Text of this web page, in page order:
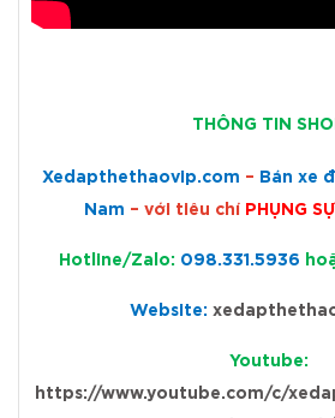
THÔNG TIN
Xedapthethaovip.com – Bán xe
Nam – với tiêu chí PHỤNG
Hotline/Zalo: 098.331.5936
Website:
Youtube:
https://www.youtube.com/c/